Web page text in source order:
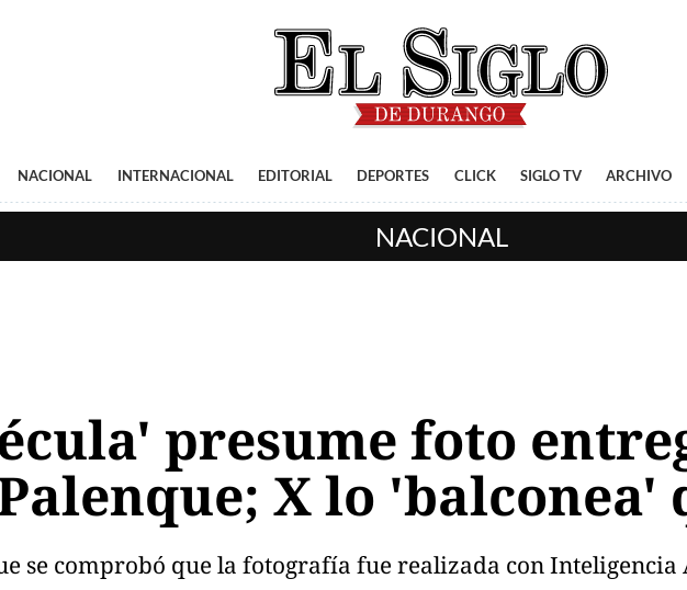
NACIONAL INTERNACIONAL EDITORIAL DEPORTES CLICK SIGLO TV ARCHIVO
NACIONAL
presume foto
X lo 'balconea'
se comprobó que la fotografía fue realizada con